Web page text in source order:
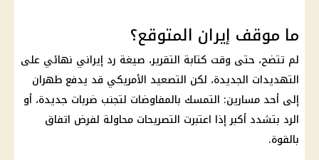
ما موقف إيران المتوقع؟
لم تتضح، حتى وقت كتابة التقرير، صيغة رد إيراني نهائي على
التهديدات الجديدة، لكن التصعيد الأمريكي قد يدفع طهران
إلى أحد مسارين: التمسك بالمفاوضات لتجنب ضربات جديدة، أو
الرد بتشدد أكبر إذا اعتبرت التصريحات محاولة لفرض اتفاق
بالقوة.